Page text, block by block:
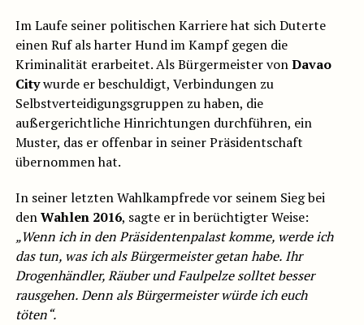
Im Laufe seiner politischen Karriere hat sich Duterte
einen Ruf als harter Hund im Kampf gegen die
Kriminalität erarbeitet. Als Bürgermeister vonDavao
Citywurde er beschuldigt, Verbindungen zu
Selbstverteidigungsgruppen zu haben, die
außergerichtliche Hinrichtungen durchführen, ein
Muster, das er offenbar in seiner Präsidentschaft
übernommen hat.
In seiner letzten Wahlkampfrede vor seinem Sieg bei
denWahlen 2016, sagte er in berüchtigter Weise:
„Wenn ich in den Präsidentenpalast komme, werde ich
das tun, was ich als Bürgermeister getan habe. Ihr
Drogenhändler, Räuber und Faulpelze solltet besser
rausgehen.Denn als Bürgermeister würde ich euch
töten“.